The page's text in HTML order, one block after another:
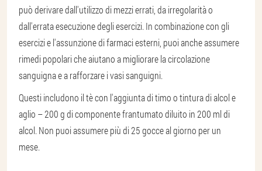
può derivare dall'utilizzo di mezzi errati, da irregolarità o
dall'errata esecuzione degli esercizi. In combinazione con gli
esercizi e l'assunzione di farmaci esterni, puoi anche assumere
rimedi popolari che aiutano a migliorare la circolazione
sanguigna e a rafforzare i vasi sanguigni.
Questi includono il tè con l'aggiunta di timo o tintura di alcol e
aglio – 200 g di componente frantumato diluito in 200 ml di
alcol. Non puoi assumere più di 25 gocce al giorno per un
mese.